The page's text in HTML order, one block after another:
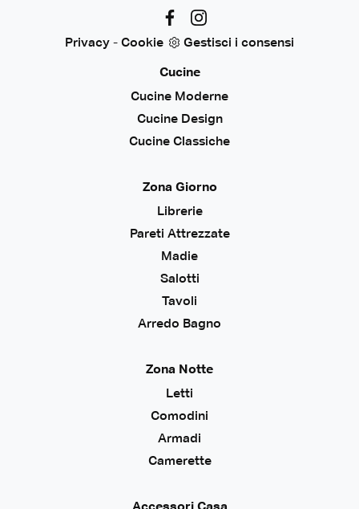
Privacy - Cookie Gestisci i consensi
Cucine
Cucine Moderne
Cucine Design
Cucine Classiche
Zona Giorno
Librerie
Pareti Attrezzate
Madie
Salotti
Tavoli
Arredo Bagno
Zona Notte
Letti
Comodini
Armadi
Camerette